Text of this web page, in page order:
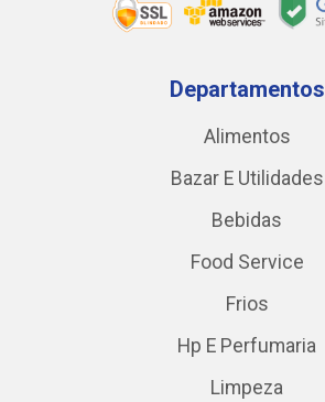
Departamentos
Alimentos
Bazar E Utilidades
Bebidas
Food Service
Frios
Hp E Perfumaria
Limpeza